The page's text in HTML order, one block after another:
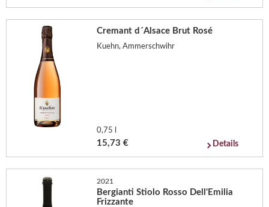
Cremant d´Alsace Brut Rosé
Kuehn, Ammerschwihr
0,75 l
15,73 € Details
2021
Bergianti Stiolo Rosso Dell'Emilia
Frizzante